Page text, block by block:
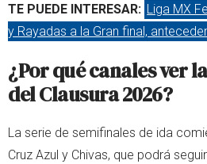
TE PUEDE INTERESAR: Liga MX
y Rayadas a la Gran final,
¿Por qué canales ver
del Clausura 2026?
La serie de semifinales de ida
Cruz Azul y Chivas, que podrá